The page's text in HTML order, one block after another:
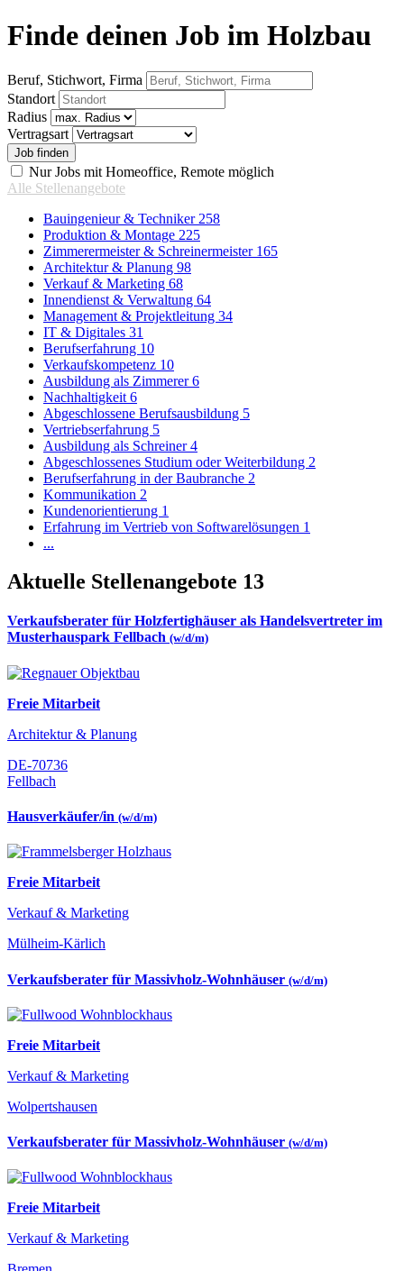
Finde deinen Job im Holzbau
Beruf, Stichwort, Firma
Standort
Radius
Vertragsart
Nur Jobs mit Homeoffice, Remote möglich
Alle Stellenangebote
Bauingenieur & Techniker 258
Produktion & Montage 225
Zimmerermeister & Schreinermeister 165
Architektur & Planung 98
Verkauf & Marketing 68
Innendienst & Verwaltung 64
Management & Projektleitung 34
IT & Digitales 31
Berufserfahrung 10
Verkaufskompetenz 10
Ausbildung als Zimmerer6
Nachhaltigkeit 6
Abgeschlossene Berufsausbildung 5
Vertriebserfahrung 5
Ausbildung als Schreiner4
Abgeschlossenes Studium oder Weiterbildung 2
Berufserfahrung in der Baubranche 2
Kommunikation 2
Kundenorientierung 1
Erfahrung im Vertrieb von Softwarelösungen 1
...
Aktuelle Stellenangebote 13
Verkaufsberater für Holzfertighäuser als Handelsvertreter im
Musterhauspark Fellbach (w/d/m)
Freie Mitarbeit
Architektur & Planung
DE-70736
Fellbach
Hausverkäufer/in (w/d/m)
Freie Mitarbeit
Verkauf & Marketing
Mülheim-Kärlich
Verkaufsberater für Massivholz-Wohnhäuser (w/d/m)
Freie Mitarbeit
Verkauf & Marketing
Wolpertshausen
Verkaufsberater für Massivholz-Wohnhäuser (w/d/m)
Freie Mitarbeit
Verkauf & Marketing